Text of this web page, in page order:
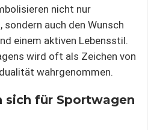
nicht nur
sondern auch den Wunsch
einem aktiven Lebensstil.
wird oft als Zeichen von
wahrgenommen.
sich für Sportwagen